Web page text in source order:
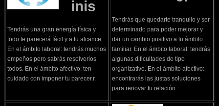
inis
Tendrás una gran energía física y
todo te parecerá fácil y a tu alcance.
En el ámbito laboral: tendrás muchos
empeños pero sabrás resolverlos
todos. En el ámbito afectivo: ten
cuidado con imponer tu parecer.r.
Tendrás que quedarte tranquilo y ser
determinado para poder mejorar y
dar un cambio positivo a tu ámbito
familiar. En el ámbito laboral: tendrás
algunas dificultades de tipo
organizativo. En el ámbito afectivo:
encontrarás las justas soluciones
para renovar tu relación.